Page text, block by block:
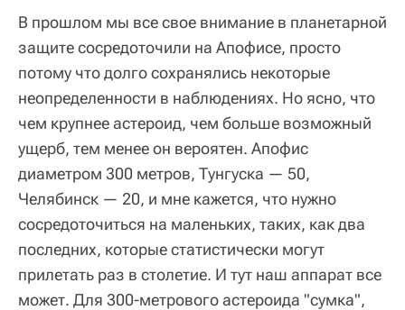
В прошлом мы все свое внимание в планетарной
защите сосредоточили на Апофисе, просто
потому что долго сохранялись некоторые
неопределенности в наблюдениях. Но ясно, что
чем крупнее астероид, чем больше возможный
ущерб, тем менее он вероятен. Апофис
диаметром 300 метров, Тунгуска — 50,
Челябинск — 20, и мне кажется, что нужно
сосредоточиться на маленьких, таких, как два
последних, которые статистически могут
прилетать раз в столетие. И тут наш аппарат все
может. Для 300-метрового астероида "сумка",